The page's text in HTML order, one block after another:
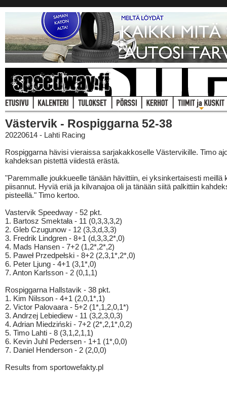
Västervik - Rospiggarna 52-38
20220614 - Lahti Racing
Rospiggarna hävisi vieraissa sarjakakkoselle Västervikille. Timo
kahdeksan pistettä viidestä erästä.
"Paremmalle joukkueelle tänään hävittiin, ei yksinkertaisesti meillä
piisannut. Hyviä eriä ja kilvanajoa oli ja tänään siitä palkittiin
pisteellä." Timo kertoo.
Vastervik Speedway - 52 pkt.
1. Bartosz Smektała - 11 (0,3,3,3,2)
2. Gleb Czugunow - 12 (3,3,d,3,3)
3. Fredrik Lindgren - 8+1 (d,3,3,2*,0)
4. Mads Hansen - 7+2 (1,2*,2*,2)
5. Paweł Przedpełski - 8+2 (2,3,1*,2*,0)
6. Peter Ljung - 4+1 (3,1*,0)
7. Anton Karlsson - 2 (0,1,1)
Rospiggarna Hallstavik - 38 pkt.
1. Kim Nilsson - 4+1 (2,0,1*,1)
2. Victor Palovaara - 5+2 (1*,1,2,0,1*)
3. Andrzej Lebiediew - 11 (3,2,3,0,3)
4. Adrian Miedziński - 7+2 (2*,2,1*,0,2)
5. Timo Lahti - 8 (3,1,2,1,1)
6. Kevin Juhl Pedersen - 1+1 (1*,0,0)
7. Daniel Henderson - 2 (2,0,0)
Results from sportowefakty.pl